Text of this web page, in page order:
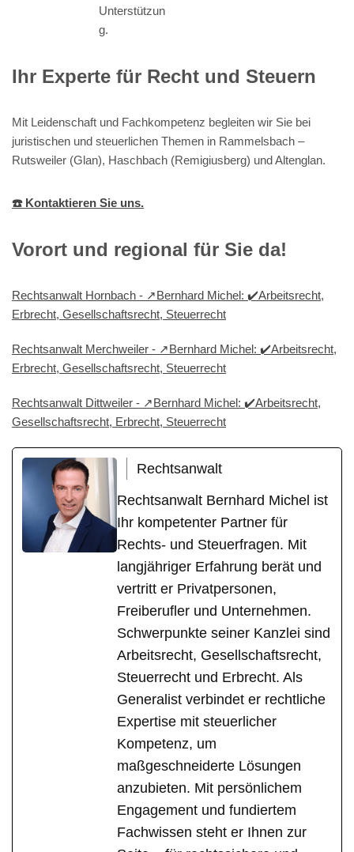
Unterstützun
g.
Ihr Experte für Recht und Steuern
Mit Leidenschaft und Fachkompetenz begleiten wir Sie bei
juristischen und steuerlichen Themen in Rammelsbach –
Rutsweiler (Glan), Haschbach (Remigiusberg) und Altenglan.
☎️ Kontaktieren Sie uns.
Vorort und regional für Sie da!
Rechtsanwalt Hornbach - ↗️Bernhard Michel: ✔️Arbeitsrecht,
Erbrecht, Gesellschaftsrecht, Steuerrecht
Rechtsanwalt Merchweiler - ↗️Bernhard Michel: ✔️Arbeitsrecht,
Erbrecht, Gesellschaftsrecht, Steuerrecht
Rechtsanwalt Dittweiler - ↗️Bernhard Michel: ✔️Arbeitsrecht,
Gesellschaftsrecht, Erbrecht, Steuerrecht
Rechtsanwalt
Rechtsanwalt Bernhard Michel ist
Ihr kompetenter Partner für
Rechts- und Steuerfragen. Mit
langjähriger Erfahrung berät und
vertritt er Privatpersonen,
Freiberufler und Unternehmen.
Schwerpunkte seiner Kanzlei sind
Arbeitsrecht, Gesellschaftsrecht,
Steuerrecht und Erbrecht. Als
Generalist verbindet er rechtliche
Expertise mit steuerlicher
Kompetenz, um
maßgeschneiderte Lösungen
anzubieten. Mit persönlichem
Engagement und fundiertem
Fachwissen steht er Ihnen zur